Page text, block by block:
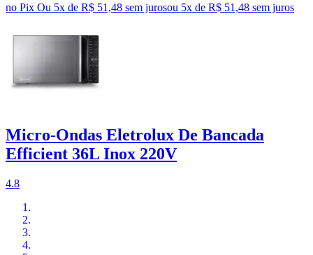
no Pix Ou 5x de R$ 51,48 sem jurosou 5x de R$ 51,48 sem juros
Micro-Ondas Eletrolux De Bancada
Efficient 36L Inox 220V
4.8